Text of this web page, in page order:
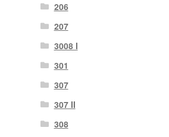
206
207
3008 I
301
307
307 II
308